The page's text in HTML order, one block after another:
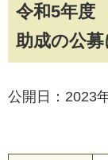
令和5年度
助成の公
公開日：2023